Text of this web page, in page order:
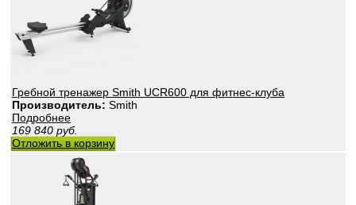
Гребной тренажер Smith UCR600 для фитнес-клуба
Производитель: Smith
Подробнее
169 840 руб.
Отложить в корзину